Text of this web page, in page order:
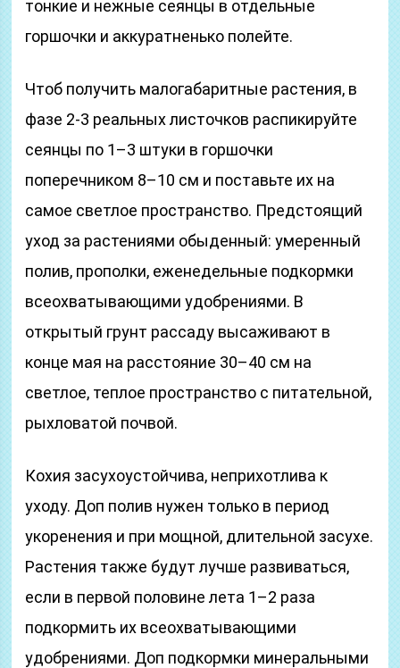
тонкие и нежные сеянцы в отдельные
горшочки и аккуратненько полейте.
Чтоб получить малогабаритные растения, в
фазе 2-3 реальных листочков распикируйте
сеянцы по 1–3 штуки в горшочки
поперечником 8–10 см и поставьте их на
самое светлое пространство. Предстоящий
уход за растениями обыденный: умеренный
полив, прополки, еженедельные подкормки
всеохватывающими удобрениями. В
открытый грунт рассаду высаживают в
конце мая на расстояние 30–40 см на
светлое, теплое пространство с питательной,
рыхловатой почвой.
Кохия засухоустойчива, неприхотлива к
уходу. Доп полив нужен только в период
укоренения и при мощной, длительной засухе.
Растения также будут лучше развиваться,
если в первой половине лета 1–2 раза
подкормить их всеохватывающими
удобрениями. Доп подкормки минеральными